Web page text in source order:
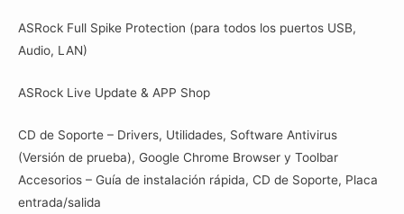
ASRock Full Spike Protection (para todos los puertos USB,
Audio, LAN)
ASRock Live Update & APP Shop
CD de Soporte – Drivers, Utilidades, Software Antivirus
(Versión de prueba), Google Chrome Browser y Toolbar
Accesorios – Guía de instalación rápida, CD de Soporte, Placa
entrada/salida